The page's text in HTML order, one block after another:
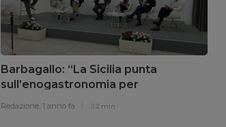
Barbagallo: “La Sicilia punta
sull’enogastronomia per
Redazione, 1 anno fa 2 min